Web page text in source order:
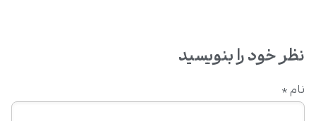
نظر خود را بنویسید
نام *